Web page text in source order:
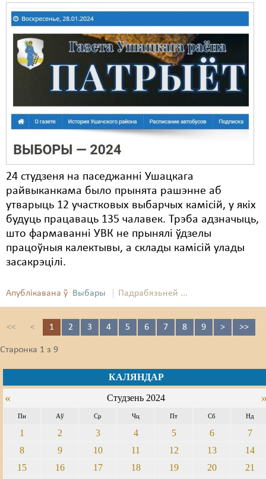
24 студзеня на паседжанні Ушацкага
райвыканкама было прынята рашэнне аб
утварыць 12 участковых выбарчых камісій, у якіх
будуць працаваць 135 чалавек. Трэба адзначыць,
што фармаванні УВК не прынялі ўдзелы
працоўныя калектывы, а склады камісій улады
засакрэцілі.
Апублікавана ў Выбары Падрабязьней ...
<< < 1 2 3 4 5 6 7 8 9 > >>
Старонка 1 з 9
КАЛЯНДАР
« Студзень 2024
Пн Аў Ср Чц Пт Сб Нд
1 2 3 4 5 6
7
8
9 10 11 12 13
14
15
16 17 18 19 20
21